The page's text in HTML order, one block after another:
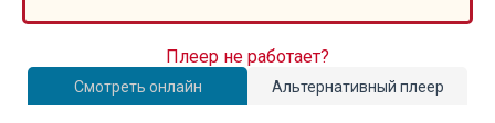
Смотреть онлайн Альтернативный плеер
Плеер не работает?